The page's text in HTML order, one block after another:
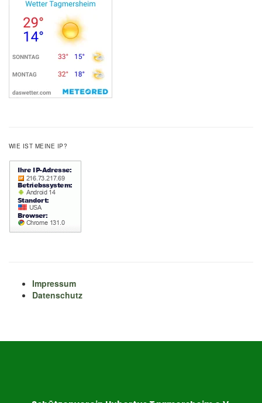
WIE IST MEINE IP?
Impressum
Datenschutz